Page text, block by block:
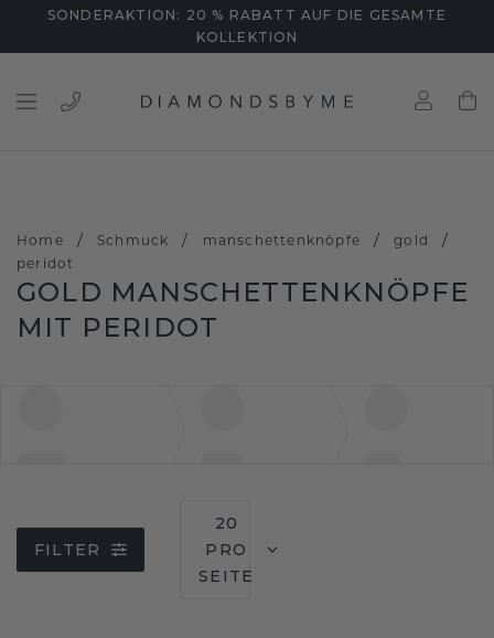
SONDERAKTION: 20 % RABATT AUF DIE GESAMTE
KOLLEKTION
Home / Schmuck / manschettenknöpfe / gold /
peridot
GOLD MANSCHETTENKNÖPFE
MIT PERIDOT
FILTER
20
PRO
SEITE